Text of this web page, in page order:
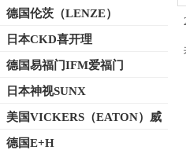
德国伦茨（LENZE）
日本CKD喜开理
德国易福门IFM爱福门
日本神视SUNX
美国VICKERS（EATON）威
格士
德国E+H